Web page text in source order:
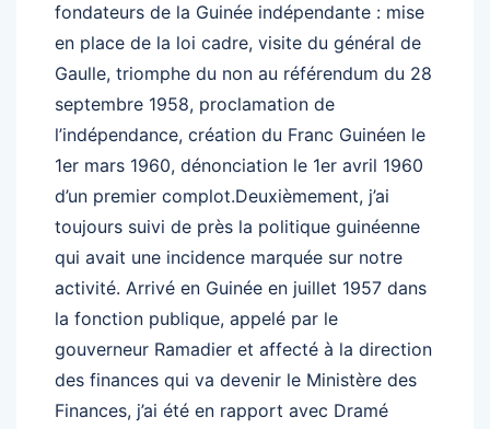
fondateurs de la Guinée indépendante : mise
en place de la loi cadre, visite du général de
Gaulle, triomphe du non au référendum du 28
septembre 1958, proclamation de
l’indépendance, création du Franc Guinéen le
1er mars 1960, dénonciation le 1er avril 1960
d’un premier complot.Deuxièmement, j’ai
toujours suivi de près la politique guinéenne
qui avait une incidence marquée sur notre
activité. Arrivé en Guinée en juillet 1957 dans
la fonction publique, appelé par le
gouverneur Ramadier et affecté à la direction
des finances qui va devenir le Ministère des
Finances, j’ai été en rapport avec Dramé